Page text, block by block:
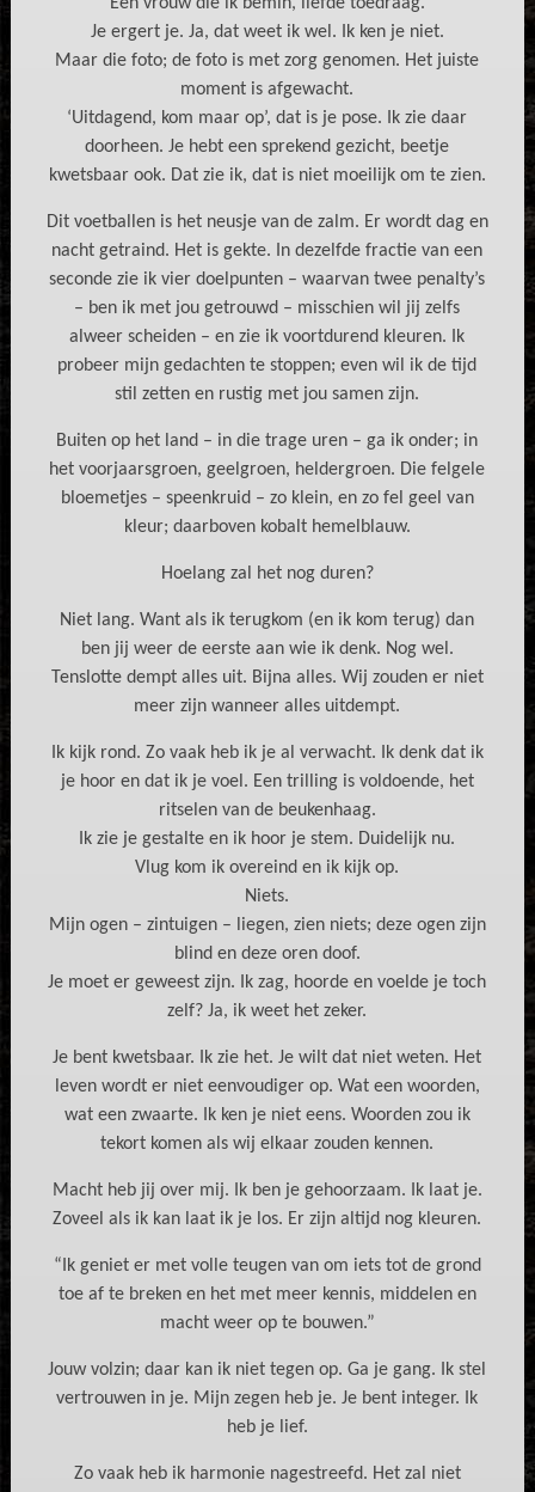
Je ergert je. Ja, dat weet ik wel. Ik ken je niet.
Maar die foto; de foto is met zorg genomen. Het juiste
moment is afgewacht.
‘Uitdagend, kom maar op’, dat is je pose. Ik zie daar
doorheen. Je hebt een sprekend gezicht, beetje
kwetsbaar ook. Dat zie ik, dat is niet moeilijk om te zien.
Dit voetballen is het neusje van de zalm. Er wordt dag en
nacht getraind. Het is gekte. In dezelfde fractie van een
seconde zie ik vier doelpunten – waarvan twee penalty’s
– ben ik met jou getrouwd – misschien wil jij zelfs
alweer scheiden – en zie ik voortdurend kleuren. Ik
probeer mijn gedachten te stoppen; even wil ik de tijd
stil zetten en rustig met jou samen zijn.
Buiten op het land – in die trage uren – ga ik onder; in
het voorjaarsgroen, geelgroen, heldergroen. Die felgele
bloemetjes – speenkruid – zo klein, en zo fel geel van
kleur; daarboven kobalt hemelblauw.
Hoelang zal het nog duren?
Niet lang. Want als ik terugkom (en ik kom terug) dan
ben jij weer de eerste aan wie ik denk. Nog wel.
Tenslotte dempt alles uit. Bijna alles. Wij zouden er niet
meer zijn wanneer alles uitdempt.
Ik kijk rond. Zo vaak heb ik je al verwacht. Ik denk dat ik
je hoor en dat ik je voel. Een trilling is voldoende, het
ritselen van de beukenhaag.
Ik zie je gestalte en ik hoor je stem. Duidelijk nu.
Vlug kom ik overeind en ik kijk op.
Niets.
Mijn ogen – zintuigen – liegen, zien niets; deze ogen zijn
blind en deze oren doof.
Je moet er geweest zijn. Ik zag, hoorde en voelde je toch
zelf? Ja, ik weet het zeker.
Je bent kwetsbaar. Ik zie het. Je wilt dat niet weten. Het
leven wordt er niet eenvoudiger op. Wat een woorden,
wat een zwaarte. Ik ken je niet eens. Woorden zou ik
tekort komen als wij elkaar zouden kennen.
Macht heb jij over mij. Ik ben je gehoorzaam. Ik laat je.
Zoveel als ik kan laat ik je los. Er zijn altijd nog kleuren.
“Ik geniet er met volle teugen van om iets tot de grond
toe af te breken en het met meer kennis, middelen en
macht weer op te bouwen.”
Jouw volzin; daar kan ik niet tegen op. Ga je gang. Ik stel
vertrouwen in je. Mijn zegen heb je. Je bent integer. Ik
heb je lief.
Zo vaak heb ik harmonie nagestreefd. Het zal niet